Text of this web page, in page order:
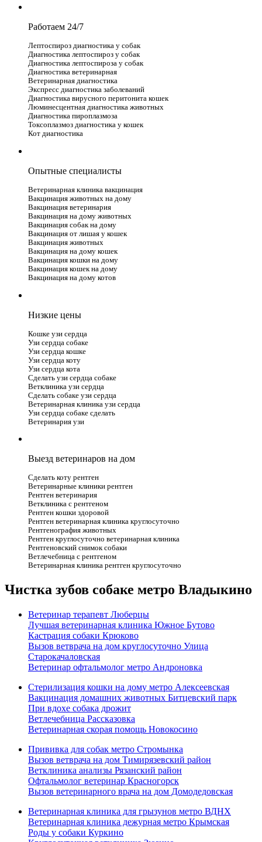
Работаем 24/7
Лептоспироз диагностика у собак
Диагностика лептоспироз у собак
Диагностика лептоспироза у собак
Диагностика ветеринарная
Ветеринарная диагностика
Экспресс диагностика заболеваний
Диагностика вирусного перитонита кошек
Люминесцентная диагностика животных
Диагностика пироплазмоза
Токсоплазмоз диагностика у кошек
Кот диагностика
Опытные специалисты
Ветеринарная клиника вакцинация
Вакцинация животных на дому
Вакцинация ветеринария
Вакцинация на дому животных
Вакцинация собак на дому
Вакцинация от лишая у кошек
Вакцинация животных
Вакцинация на дому кошек
Вакцинация кошки на дому
Вакцинация кошек на дому
Вакцинация на дому котов
Низкие цены
Кошке узи сердца
Узи сердца собаке
Узи сердца кошке
Узи сердца коту
Узи сердца кота
Сделать узи сердца собаке
Ветклиника узи сердца
Сделать собаке узи сердца
Ветеринарная клиника узи сердца
Узи сердца собаке сделать
Ветеринария узи
Выезд ветеринаров на дом
Сделать коту рентген
Ветеринарные клиники рентген
Рентген ветеринария
Ветклиника с рентгеном
Рентген кошки здоровой
Рентген ветеринарная клиника круглосуточно
Рентгенография животных
Рентген круглосуточно ветеринарная клиника
Рентгеновский снимок собаки
Ветлечебница с рентгеном
Ветеринарная клиника рентген круглосуточно
Чистка зубов собаке метро Владыкино
Ветеринар терапевт Люберцы
Лучшая ветеринарная клиника Южное Бутово
Кастрация собаки Крюково
Вызов ветврача на дом круглосуточно Улица
Старокачаловская
Ветеринар офтальмолог метро Андроновка
Стерилизация кошки на дому метро Алексеевская
Вакцинация домашних животных Битцевский парк
При вдохе собака дрожит
Ветлечебница Рассказовка
Ветеринарная скорая помощь Новокосино
Прививка для собак метро Стромынка
Вызов ветврача на дом Тимирязевский район
Ветклиника анализы Рязанский район
Офтальмолог ветеринар Красногорск
Вызов ветеринарного врача на дом Домодедовская
Ветеринарная клиника для грызунов метро ВДНХ
Ветеринарная клиника дежурная метро Крымская
Роды у собаки Куркино